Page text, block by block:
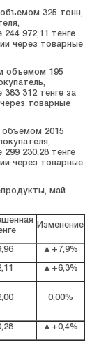
325 тонн,
972,11 тенге
через товарные
объемом 195
312 тенге за
товарные
объемом 2015
230,28 тенге
через товарные
май
Изменение
▲+7,9%
▲+6,3%
0,00%
▲+0,4%